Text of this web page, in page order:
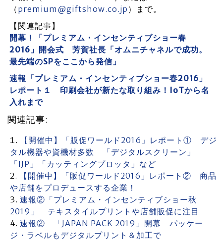
（ premium@giftshow.co.jp ）まで。
【関連記事】
開幕！「プレミアム・インセンティブショー春
2016」開会式 芳賀社長「オムニチャネルで成功。
最先端のSPをここから発信」
速報「プレミアム・インセンティブショー春2016」
レポート１ 印刷会社が新たな取り組み！IoTから名
入れまで
関連記事:
【開催中】「販促ワールド2016」レポート① デジ
タル機器や資機材多数 「デジタルスクリーン」
「IJP」「カッティングプロッタ」など
【開催中】「販促ワールド2016」レポート② 商品
や店舗をプロデュースする企業！
速報②「プレミアム・インセンティブショー秋
2019」 テキスタイルプリントや店舗販促に注目
速報② 「JAPAN PACK 2019」開幕 パッケー
ジ・ラベルもデジタルプリント＆加工で